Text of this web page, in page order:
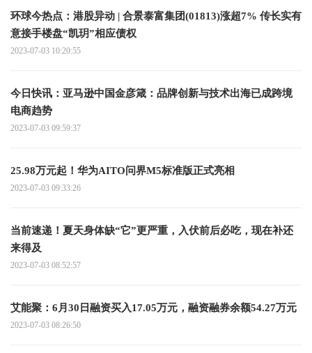
环球今热点：港股异动 | 合景泰富集团(01813)涨超7% 传长实有
意接手楼盘“凯玥”相应债权
2023-07-03 10:20:55
今日快讯：亚马逊中国金彦箴：品牌创新与技术出海已成跨境
电商趋势
2023-07-03 09:59:37
25.98万元起！华为AITO问界M5标准版正式亮相
2023-07-03 09:33:26
当前速递！夏天身体缺“它”更严重，入伏前后必吃，现在补还
来得及
2023-07-03 08:52:57
艾能聚：6月30日融资买入17.05万元，融资融券余额54.27万元
2023-07-03 08:26:50